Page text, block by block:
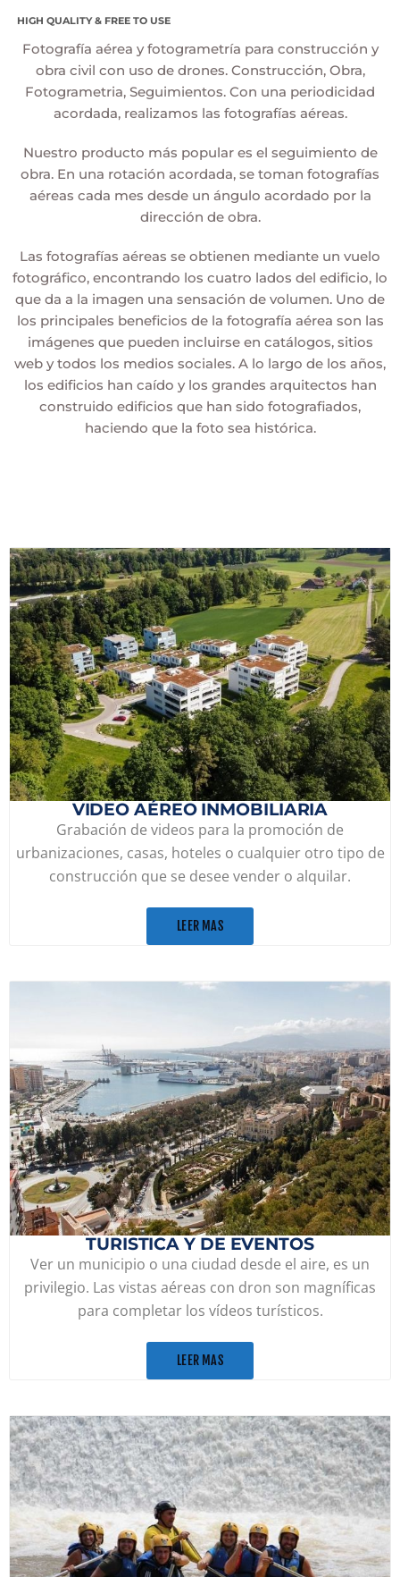
HIGH QUALITY & FREE TO USE
Fotografía aérea y fotogrametría para construcción y
obra civil con uso de drones​. Construcción, Obra,
Fotogrametria, Seguimientos. Con una periodicidad
acordada, realizamos las fotografías aéreas.
Nuestro producto más popular es el seguimiento de
obra. En una rotación acordada, se toman fotografías
aéreas cada mes desde un ángulo acordado por la
dirección de obra.
Las fotografías aéreas se obtienen mediante un vuelo
fotográfico, encontrando los cuatro lados del edificio, lo
que da a la imagen una sensación de volumen. Uno de
los principales beneficios de la fotografía aérea son las
imágenes que pueden incluirse en catálogos, sitios
web y todos los medios sociales. A lo largo de los años,
los edificios han caído y los grandes arquitectos han
construido edificios que han sido fotografiados,
haciendo que la foto sea histórica.
VIDEO AÉREO INMOBILIARIA
Grabación de videos para la promoción de
urbanizaciones, casas, hoteles o cualquier otro tipo de
construcción que se desee vender o alquilar.
LEER MAS
TURISTICA Y DE EVENTOS
Ver un municipio o una ciudad desde el aire, es un
privilegio. Las vistas aéreas con dron son magníficas
para completar los vídeos turísticos.
LEER MAS